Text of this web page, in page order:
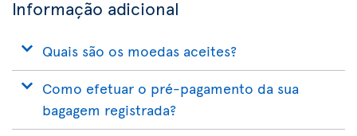
Informação adicional
Quais são os moedas aceites?
Como efetuar o pré-pagamento da sua
bagagem registrada?